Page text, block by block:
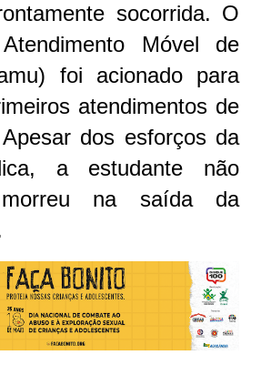
socorrida. O
Móvel de
foi acionado para
atendimentos de
dos esforços da
a estudante não
na saída da